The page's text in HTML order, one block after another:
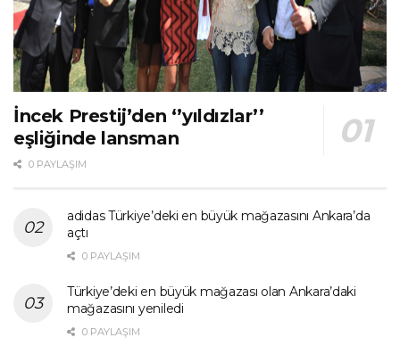
İncek Prestij’den ‘’yıldızlar’’
eşliğinde lansman
0 PAYLAŞIM
adidas Türkiye’deki en büyük mağazasını Ankara’da
açtı
0 PAYLAŞIM
Türkiye’deki en büyük mağazası olan Ankara’daki
mağazasını yeniledi
0 PAYLAŞIM